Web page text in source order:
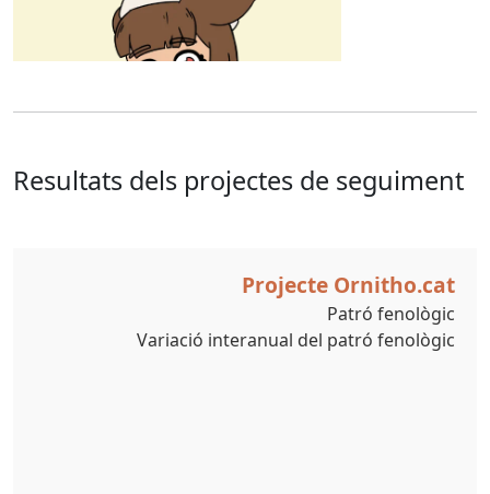
Resultats dels projectes de seguiment
Projecte Ornitho.cat
Patró fenològic
Variació interanual del patró fenològic